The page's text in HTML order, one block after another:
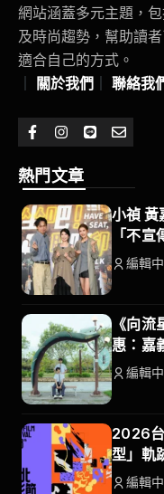
網站涵蓋多元主題，
及時尚趨勢，幫助讀
適合自己的方式。
關於我們 聯絡我
熱門文章
小禎 黃
「不宣
編輯
《向
惠：嘉
編輯
2026
型」軌
編輯